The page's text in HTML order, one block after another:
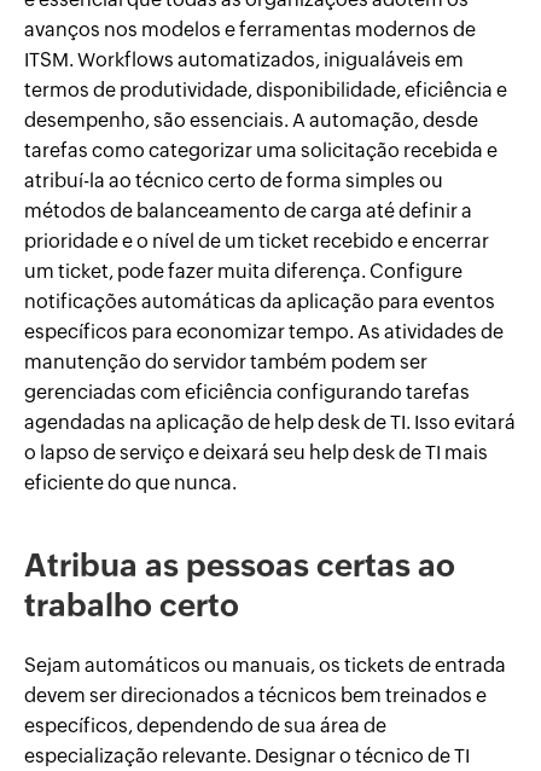
avanços nos modelos e ferramentas modernos de
ITSM. Workflows automatizados, inigualáveis em
termos de produtividade, disponibilidade, eficiência e
desempenho, são essenciais. A automação, desde
tarefas como categorizar uma solicitação recebida e
atribuí-la ao técnico certo de forma simples ou
métodos de balanceamento de carga até definir a
prioridade e o nível de um ticket recebido e encerrar
um ticket, pode fazer muita diferença. Configure
notificações automáticas da aplicação para eventos
específicos para economizar tempo. As atividades de
manutenção do servidor também podem ser
gerenciadas com eficiência configurando tarefas
agendadas na aplicação de help desk de TI. Isso evitará
o lapso de serviço e deixará seu help desk de TI mais
eficiente do que nunca.
Atribua as pessoas certas ao
trabalho certo
Sejam automáticos ou manuais, os tickets de entrada
devem ser direcionados a técnicos bem treinados e
específicos, dependendo de sua área de
especialização relevante. Designar o técnico de TI